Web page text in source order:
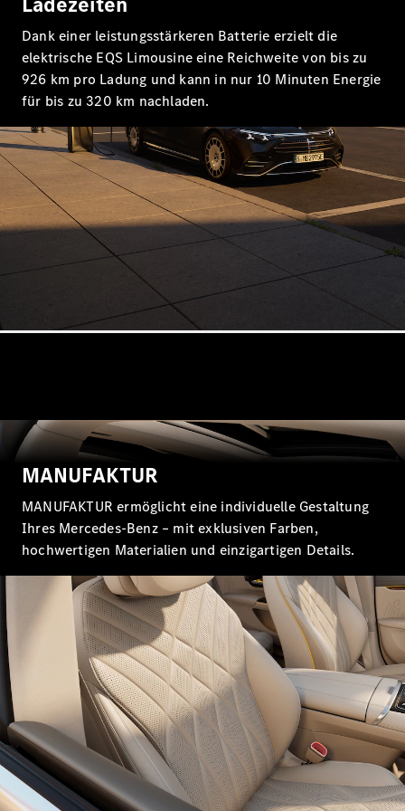
Probefahrt
Mercedes-
Benz Store
Kompaktwagen
Alle
Kompaktlimousinen
A-Klasse
Kompaktlimousine
B-Klasse
Konfigurator
Alle Coupés
CLE Coupé
AMG GT
Coupé
Mercedes-
AMG GT
4-Türer
Coupé
NeuElektrisch
Konfigurator
Probefahrt
Mercedes-
Benz Store
Cabriolets & Roadster
Dank einer leistungsstärkeren Batterie erzielt die
elektrische EQS Limousine eine Reichweite von bis zu
926 km pro Ladung und kann in nur 10 Minuten Energie
für bis zu 320 km nachladen.
MANUFAKTUR
MANUFAKTUR ermöglicht eine individuelle Gestaltung
Ihres Mercedes-Benz – mit exklusiven Farben,
hochwertigen Materialien und einzigartigen Details.